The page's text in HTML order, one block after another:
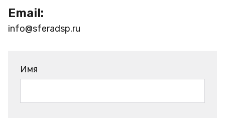
Email:
info@sferadsp.ru
Имя